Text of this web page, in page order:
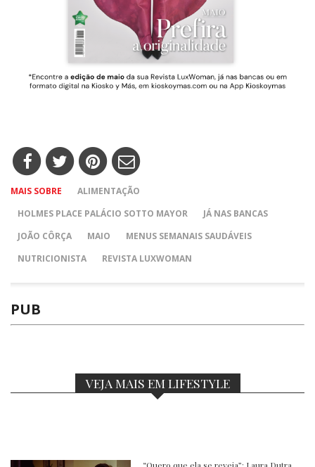
MAIS SOBRE
ALIMENTAÇÃO
HOLMES PLACE PALÁCIO SOTTO MAYOR
JÁ NAS BANCAS
JOÃO CÔRÇA
MAIO
MENUS SEMANAIS SAUDÁVEIS
NUTRICIONISTA
REVISTA LUXWOMAN
PUB
VEJA MAIS EM LIFESTYLE